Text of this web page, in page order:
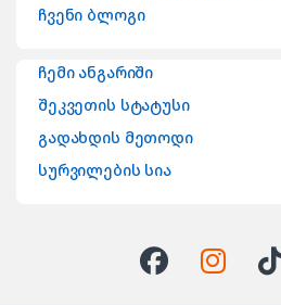
ჩვენი ბლოგი
ჩემი ანგარიში
შეკვეთის სტატუსი
გადახდის მეთოდი
სურვილების სია